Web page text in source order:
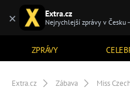
ZPRÁVY
Extra.cz Zábava Miss
× Extra.cz
Nejrychlejší zprávy v Česku